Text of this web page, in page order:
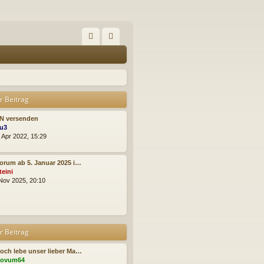
Q m
el
de
Beitrag
versenden
e
e
s
t
e
i
t
r
a
g
Apr 2022, 15:29
ab 5. Januar 2025 i…
e
t
e
r
B
e
i
2025, 20:10
Beitrag
lebe unser lieber Ma…